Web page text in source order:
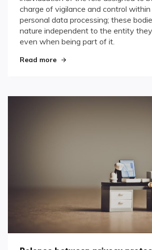
charge of vigilance and control
personal data processing; these
nature independent to the entity
even when being part of it.
Read more "Body in charge of